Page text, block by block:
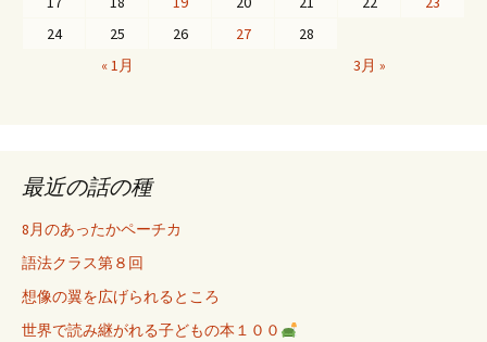
« 1月 3月 »
24
25 26 27 28
最近の話の種
8月のあったかペーチカ
語法クラス第８回
想像の翼を広げられるところ
世界で読み継がれる子どもの本１００